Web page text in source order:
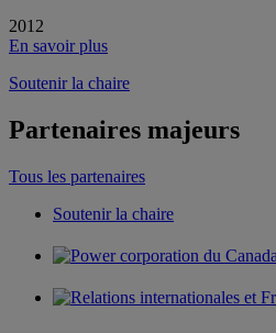
2012
En savoir plus
Soutenir la chaire
Partenaires majeurs
Tous les partenaires
Soutenir la chaire